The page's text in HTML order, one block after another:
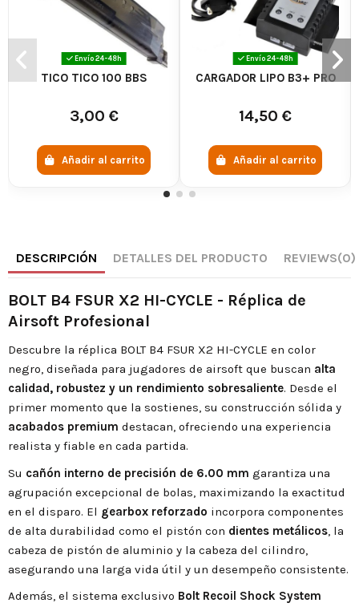
Envío 24-48h
TICO TICO 100 BBS
3,00 €
Añadir al carrito
Envío 24-48h
CARGADOR LIPO B3+ PRO
14,50 €
Añadir al carrito
DESCRIPCIÓN DETALLES DEL PRODUCTO REVIEWS(0)
BOLT B4 FSUR X2 HI-CYCLE - Réplica de
Airsoft Profesional
Descubre la réplica BOLT B4 FSUR X2 HI-CYCLE en color
negro, diseñada para jugadores de airsoft que buscan alta
calidad, robustez y un rendimiento sobresaliente. Desde el
primer momento que la sostienes, su construcción sólida y
acabados premium destacan, ofreciendo una experiencia
realista y fiable en cada partida.
Su cañón interno de precisión de 6.00 mm garantiza una
agrupación excepcional de bolas, maximizando la exactitud
en el disparo. El gearbox reforzado incorpora componentes
de alta durabilidad como el pistón con dientes metálicos, la
cabeza de pistón de aluminio y la cabeza del cilindro,
asegurando una larga vida útil y un desempeño consistente.
Además, el sistema exclusivo Bolt Recoil Shock System